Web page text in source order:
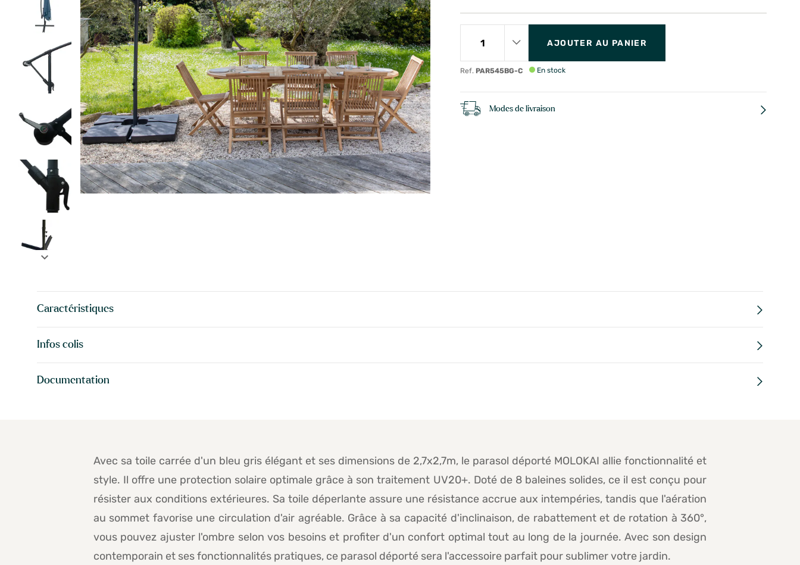
expand_more
Ref. PAR545BG-C
AJOUTER AU PANIER
En stock
Modes de livraison
Caractéristiques
Infos colis
Documentation
Avec sa toile carrée d'un bleu gris élégant et ses dimensions de 2,7x2,7m, le parasol déporté MOLOKAI allie fonctionnalité et
style. Il offre une protection solaire optimale grâce à son traitement UV20+. Doté de 8 baleines solides, ce il est conçu pour
résister aux conditions extérieures. Sa toile déperlante assure une résistance accrue aux intempéries, tandis que l'aération
au sommet favorise une circulation d'air agréable. Grâce à sa capacité d'inclinaison, de rabattement et de rotation à 360°,
vous pouvez ajuster l'ombre selon vos besoins et profiter d'un confort optimal tout au long de la journée. Avec son design
contemporain et ses fonctionnalités pratiques, ce parasol déporté sera l'accessoire parfait pour sublimer votre jardin.